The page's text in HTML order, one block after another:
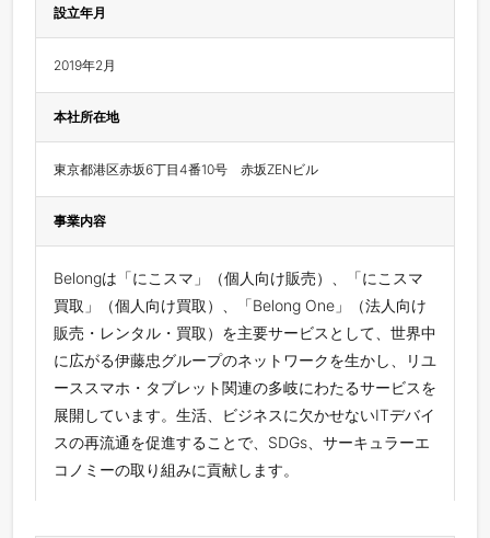
設立年月
2019年2月
本社所在地
東京都港区赤坂6丁目4番10号　赤坂ZENビル
事業内容
Belongは「にこスマ」（個人向け販売）、「にこスマ
買取」（個人向け買取）、「Belong One」（法人向け
販売・レンタル・買取）を主要サービスとして、世界中
に広がる伊藤忠グループのネットワークを生かし、リユ
ーススマホ・タブレット関連の多岐にわたるサービスを
展開しています。生活、ビジネスに欠かせないITデバイ
スの再流通を促進することで、SDGs、サーキュラーエ
コノミーの取り組みに貢献します。